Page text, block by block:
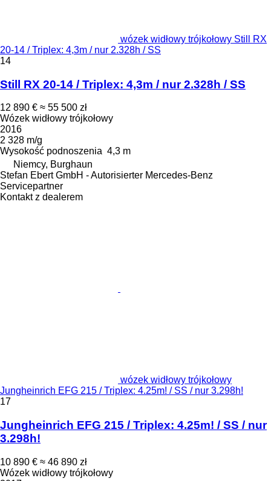
wózek widłowy trójkołowy Still RX
20-14 / Triplex: 4,3m / nur 2.328h / SS
14
Still RX 20-14 / Triplex: 4,3m / nur 2.328h / SS
12 890 € ≈ 55 500 zł
Wózek widłowy trójkołowy
2016
2 328 m/g
Wysokość podnoszenia 4,3 m
Niemcy, Burghaun
Stefan Ebert GmbH - Autorisierter Mercedes-Benz
Servicepartner
Kontakt z dealerem
wózek widłowy trójkołowy
Jungheinrich EFG 215 / Triplex: 4.25m! / SS / nur 3.298h!
17
Jungheinrich EFG 215 / Triplex: 4.25m! / SS / nur
3.298h!
10 890 € ≈ 46 890 zł
Wózek widłowy trójkołowy